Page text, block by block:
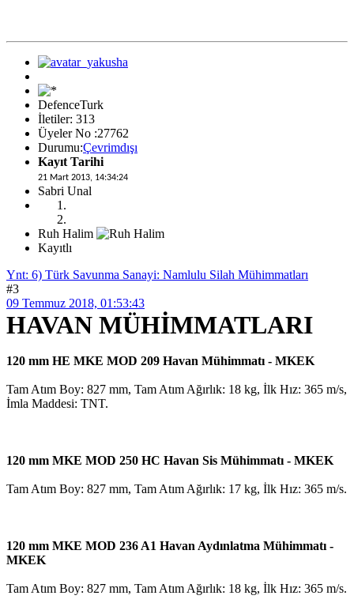
DefenceTurk
İletiler: 313
Üyeler No :27762
Durumu:Çevrimdışı
Kayıt Tarihi
21 Mart 2013, 14:34:24
Sabri Unal
Ruh Halim
Kayıtlı
Ynt: 6) Türk Savunma Sanayi: Namlulu Silah Mühimmatları
#3
09 Temmuz 2018, 01:53:43
HAVAN MÜHİMMATLARI
120 mm HE MKE MOD 209 Havan Mühimmatı - MKEK
Tam Atım Boy: 827 mm, Tam Atım Ağırlık: 18 kg, İlk Hız: 365 m/s,
İmla Maddesi: TNT.
120 mm MKE MOD 250 HC Havan Sis Mühimmatı - MKEK
Tam Atım Boy: 827 mm, Tam Atım Ağırlık: 17 kg, İlk Hız: 365 m/s.
120 mm MKE MOD 236 A1 Havan Aydınlatma Mühimmatı -
MKEK
Tam Atım Boy: 827 mm, Tam Atım Ağırlık: 18 kg, İlk Hız: 365 m/s.